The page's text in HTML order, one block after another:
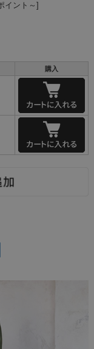
イント～]
購入